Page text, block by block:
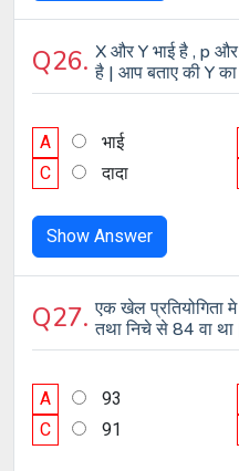
Q26.X और Y भाई है , p
है | आप बताए की Y
A भाई
C
दादा
Show Answer
Q27.एक खेल प्रतियोगिता
तथा निचे से 84 वा था
A 93
C
91